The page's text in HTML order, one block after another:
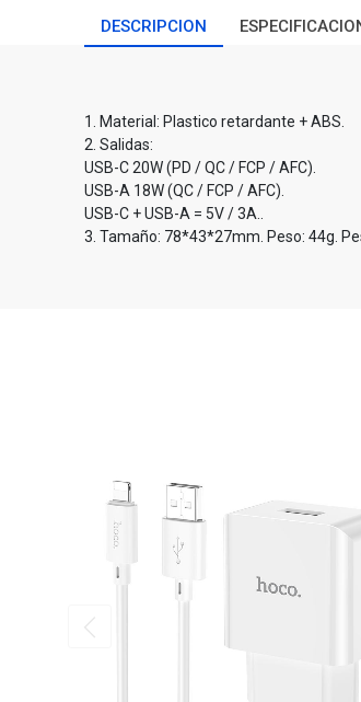
DESCRIPCION
1. Material: Plastico retardante + ABS.
2. Salidas:
USB-C 20W (PD / QC / FCP / AFC).
USB-A 18W (QC / FCP / AFC).
USB-C + USB-A = 5V / 3A..
3. Tamaño: 78*43*27mm. Peso: 44g.